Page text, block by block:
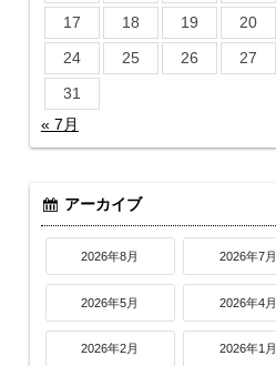
17
18 19 20
24
25 26 27
31
« 7月
アーカイブ
2026年8月 2026年7月
2026年5月 2026年4月
2026年2月 2026年1月